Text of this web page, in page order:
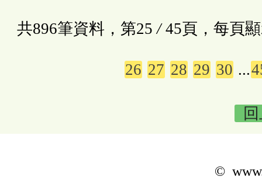
共896筆資料，第25 /45頁，每頁
26 27 28 29 30 ...
©